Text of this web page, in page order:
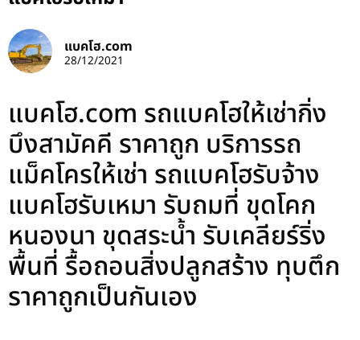
แบคโฮ.com
28/12/2021
แบคโฮ.com รถแบคโฮให้เช่ากิ่ง
บึงสามัคคี ราคาถูก บริการรถ
แม็คโครให้เช่า รถแบคโฮรับจ้าง
แบคโฮรับเหมา รับถมที่ ขุดโคก
หนองนา ขุดสระน้ำ รับเคลียร์ริ่ง
พื้นที่ รื้อถอนสิ่งปลูกสร้าง ทุบตึก
ราคาถูกเป็นกันเอง